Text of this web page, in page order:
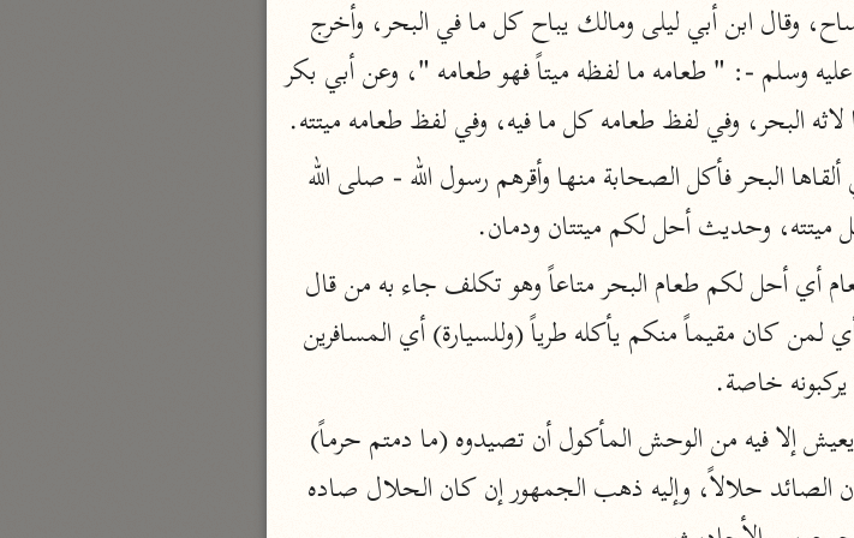
أضواء البيان
(١٣٩٤ هـ)
نحو ١١ مجلدًا
نظم الدرر
البقاعي (٨٨٥ هـ)
مجلدًا
والتنوير
(١٣٩٣ هـ)
مركَّزة العبارة
تفسير الجلالين
المحلّي والسيوطي (٨٦٤، ٩١١ هـ)
نحو مجلد
جامع البيان
الإيجي (٩٠٥ هـ)
نحو ٣ مجلدات
نحو ٣ مجلدات
مدارك التنزيل
ابن جرير عن أبي هريرة قال: قال رسول الله - صلى الله عليه وسلم -: " طعامه ما لفظه ميتاً فهو طعامه "، وعن أبي بكر
البحر، وفي لفظ طعامه كل ما فيه، وفي لفظ طعامه ميتته.
وحديث أحل لكم ميتتان ودمان.
يركبونه خاصة.